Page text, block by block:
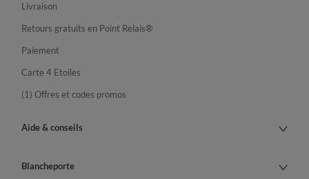
Livraison
Retours gratuits en Point Relais®
Paiement
Carte 4 Etoiles
(1) Offres et codes promos
Aide & conseils
Blancheporte